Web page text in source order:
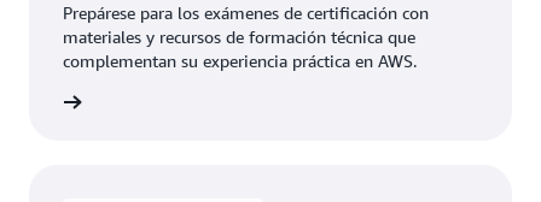
Prepárese para los exámenes de certificación con
materiales y recursos de formación técnica que
complementan su experiencia práctica en AWS.